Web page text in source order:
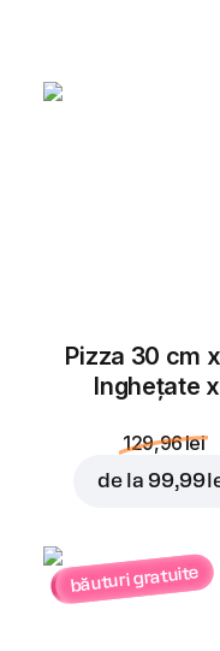
Pizza 30 cm
Inghețate
129,96 lei
de la 99,99
băuturi gratuite